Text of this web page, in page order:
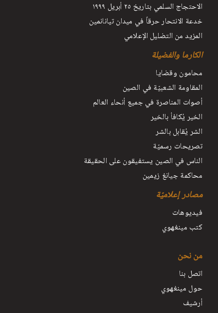
الاحتجاج السلمي بتاريخ ٢٥ أبريل ١٩٩٩
خدعة الانتحار حرقاً في ميدان تيانانمين
المزيد من التضليل الإعلامي
الكارما والفضيلة
محامون وقضايا
المقاومة الشعبيّة في الصين
أصوات المناصرة في جميع أنحاء العالم
الخير يُكافأ بالخير
الشر يُقابل بالشر
تصريحات رسميّة
الناس في الصين يستفيقون على الحقيقة
محاكمة جيانغ زيمين
مصادر إعلاميّة
فيديوهات
كتب مينغهوي
من نحن
اتصل بنا
حول مينغهوي
أرشيف